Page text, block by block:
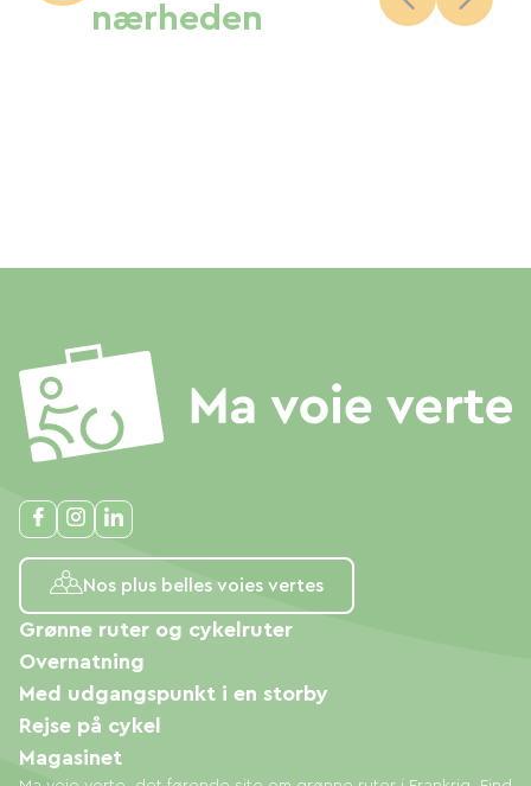
nærheden
Nos plus belles voies vertes
Grønne ruter og cykelruter
Overnatning
Med udgangspunkt i en storby
Rejse på cykel
Magasinet